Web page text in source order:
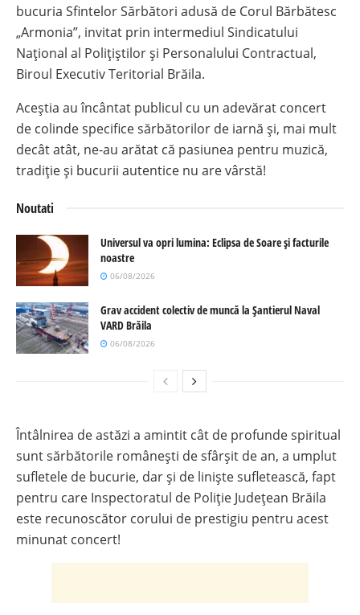
bucuria Sfintelor Sărbători adusă de Corul Bărbătesc
„Armonia”, invitat prin intermediul Sindicatului
Național al Polițiștilor și Personalului Contractual,
Biroul Executiv Teritorial Brăila.
Aceștia au încântat publicul cu un adevărat concert
de colinde specifice sărbătorilor de iarnă și, mai mult
decât atât, ne-au arătat că pasiunea pentru muzică,
tradiție și bucurii autentice nu are vârstă!
Noutati
Universul va opri lumina: Eclipsa de Soare și facturile
noastre
06/08/2026
Grav accident colectiv de muncă la Șantierul Naval
VARD Brăila
06/08/2026
Întâlnirea de astăzi a amintit cât de profunde spiritual
sunt sărbătorile românești de sfârșit de an, a umplut
sufletele de bucurie, dar și de liniște sufletească, fapt
pentru care Inspectoratul de Poliție Județean Brăila
este recunoscător corului de prestigiu pentru acest
minunat concert!